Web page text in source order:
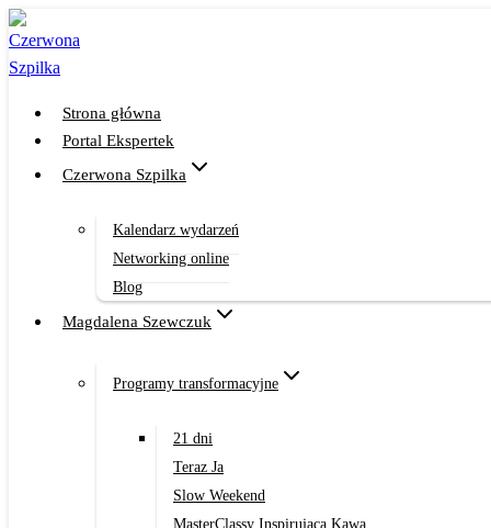
Przejdź
do
treści
Strona główna
Portal Ekspertek
Czerwona Szpilka
Kalendarz wydarzeń
Networking online
Blog
Magdalena Szewczuk
Programy transformacyjne
21 dni
Teraz Ja
Slow Weekend
MasterClassy Inspirująca Kawa